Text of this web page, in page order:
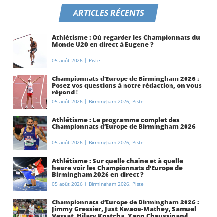
ARTICLES RÉCENTS
Athlétisme : Où regarder les Championnats du
Monde U20 en direct à Eugene ?
05 août 2026 | Piste
Championnats d’Europe de Birmingham 2026 :
Posez vos questions à notre rédaction, on vous
répond !
05 août 2026 | Birmingham 2026, Piste
Athlétisme : Le programme complet des
Championnats d’Europe de Birmingham 2026
05 août 2026 | Birmingham 2026, Piste
Athlétisme : Sur quelle chaîne et à quelle
heure voir les Championnats d’Europe de
Birmingham 2026 en direct ?
05 août 2026 | Birmingham 2026, Piste
Championnats d’Europe de Birmingham 2026 :
Jimmy Gressier, Just Kwaou-Mathey, Samuel